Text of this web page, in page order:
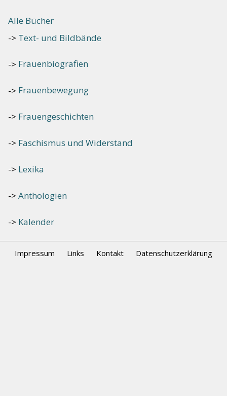
Alle Bücher
Text- und Bildbände
Frauenbiografien
Frauenbewegung
Frauengeschichten
Faschismus und Widerstand
Lexika
Anthologien
Kalender
Impressum Links Kontakt Datenschutzerklärung